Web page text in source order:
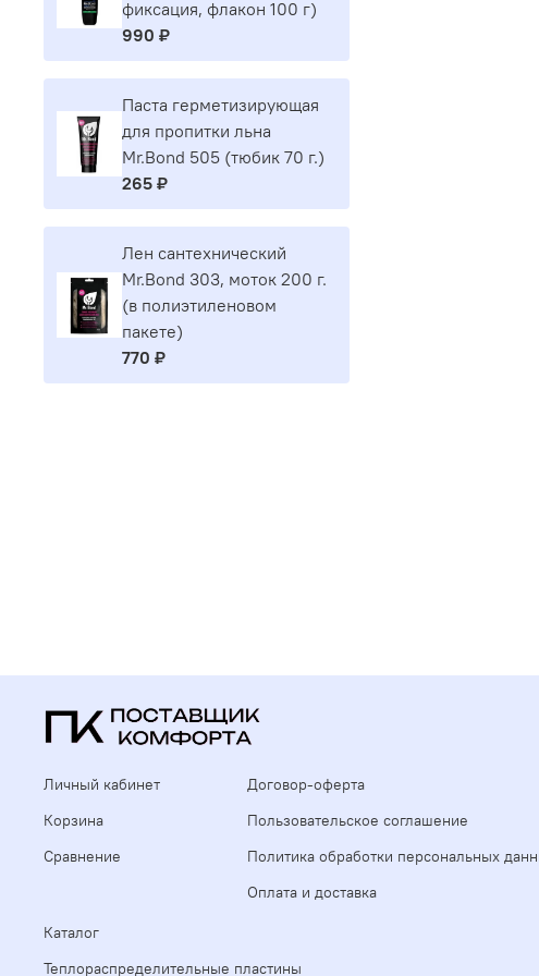
фиксация, флакон 100 г)
990 ₽
Паста герметизирующая
для пропитки льна
Mr.Bond 505 (тюбик 70 г.)
265 ₽
Лен сантехнический
Mr.Bond 303, моток 200 г.
(в полиэтиленовом
пакете)
770 ₽
Личный кабинет
Корзина
Сравнение
Договор-оферта
Пользовательское соглашение
Политика обработки персональных
Оплата и доставка
Каталог
Теплораспределительные пластины